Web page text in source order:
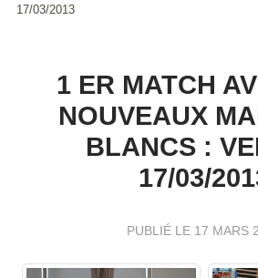
17/03/2013
1 ER MATCH
NOUVEAUX
BLANCS :
17/03/
PUBLIÉ LE 17 MARS